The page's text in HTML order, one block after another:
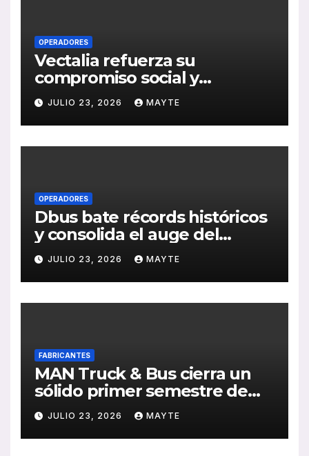
OPERADORES
Vectalia refuerza su
compromiso social y
medioambiental con la
publicación de su Memoria
de RSC 2025
JULIO 23, 2026 MAYTE
OPERADORES
Dbus bate récords históricos
y consolida el auge del
transporte público en San
Sebastián
JULIO 23, 2026 MAYTE
FABRICANTES
MAN Truck & Bus cierra un
sólido primer semestre de
2026 con crecimiento en
ventas, pedidos y
rentabilidad
JULIO 23, 2026 MAYTE